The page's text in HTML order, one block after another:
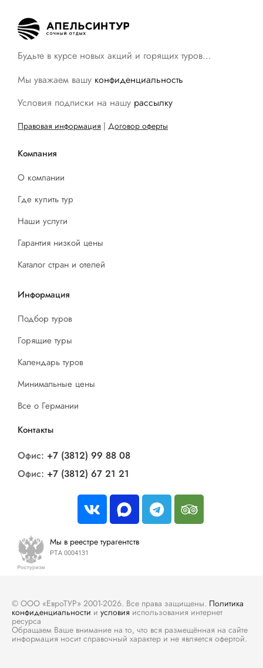
Будьте в курсе новых акций и горящих туров…
Мы уважаем вашу конфиденциальность
Условия подписки на нашу рассылку
Правовая информация | Договор оферты
Компания
О компании
Где купить тур
Наши услуги
Гарантия низкой цены
Каталог стран и отелей
Информация
Подбор туров
Горящие туры
Календарь туров
Минимальные цены
Все о Германии
Контакты
Офис: +7 (3812) 99 88 08
Офис: +7 (3812) 67 21 21
Мы в реестре турагентств
РТА 0004131
© ООО «ЕвроТУР» 2001-2026. Все права защищены. Политика
конфиденциальности и условия использования интернет
ресурса
Обращаем Ваше внимание на то, что вся размещённая на сайте
информация носит справочный характер и не является офертой.